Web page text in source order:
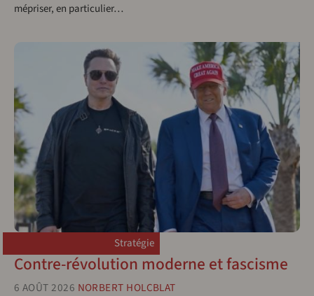
mépriser, en particulier…
Stratégie
Contre-révolution moderne et fascisme
6 AOÛT 2026 NORBERT HOLCBLAT